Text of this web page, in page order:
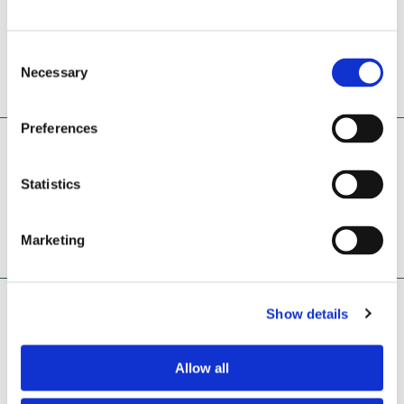
Selection
Necessary
Preferences
Statistics
Marketing
Show details
Allow all